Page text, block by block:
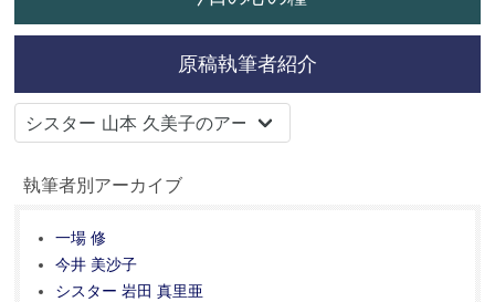
原稿執筆者紹介
執筆者別アーカイブ
一場 修
今井 美沙子
シスター 岩田 真里亜